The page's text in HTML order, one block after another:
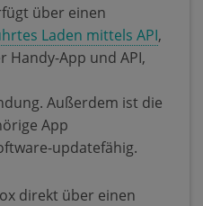
über einen
Laden mittels API,
Handy-App und API,
Außerdem ist die
App
updatefähig.
direkt über einen